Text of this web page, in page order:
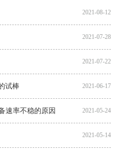
2021-08-12
2021-07-28
2021-07-22
2021-06-17
试棒
2021-05-24
速率不稳的原因
2021-05-14